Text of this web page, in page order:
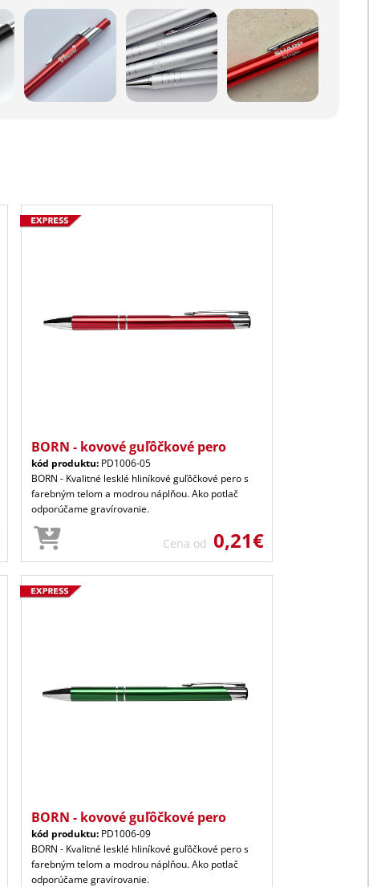
BORN - kovové guľôčkové pero
kód produktu: PD1006-05
BORN - Kvalitné lesklé hliníkové guľôčkové pero s
farebným telom a modrou náplňou. Ako potlač
odporúčame gravírovanie.
Cena od 0,21€
BORN - kovové guľôčkové pero
kód produktu: PD1006-09
BORN - Kvalitné lesklé hliníkové guľôčkové pero s
farebným telom a modrou náplňou. Ako potlač
odporúčame gravírovanie.